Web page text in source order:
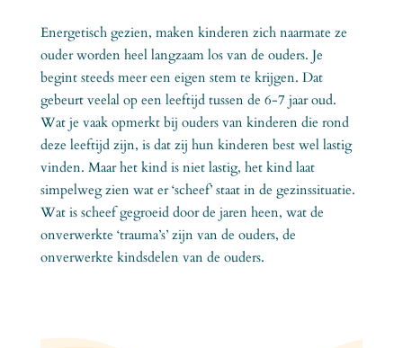
Energetisch gezien, maken kinderen zich naarmate ze
ouder worden heel langzaam los van de ouders. Je
begint steeds meer een eigen stem te krijgen. Dat
gebeurt veelal op een leeftijd tussen de 6-7 jaar oud.
Wat je vaak opmerkt bij ouders van kinderen die rond
deze leeftijd zijn, is dat zij hun kinderen best wel lastig
vinden. Maar het kind is niet lastig, het kind laat
simpelweg zien wat er ‘scheef’ staat in de gezinssituatie.
Wat is scheef gegroeid door de jaren heen, wat de
onverwerkte ‘trauma’s’ zijn van de ouders, de
onverwerkte kindsdelen van de ouders.